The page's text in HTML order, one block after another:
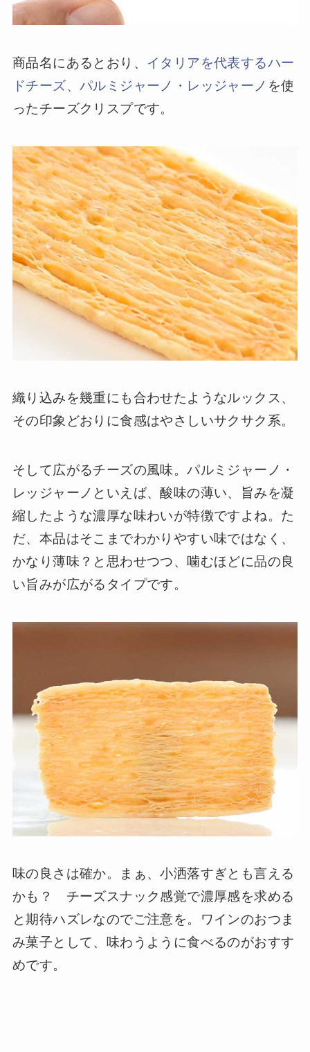
商品名にあるとおり、 イタリアを代表するハー
ドチーズ、パルミジャーノ・レッジャーノ を使
ったチーズクリスプです。
織り込みを幾重にも合わせたようなルックス、
その印象どおりに食感はやさしいサクサク系。
そして広がるチーズの風味。パルミジャーノ・
レッジャーノといえば、酸味の薄い、旨みを凝
縮したような濃厚な味わいが特徴ですよね。た
だ、本品はそこまでわかりやすい味ではなく、
かなり薄味？と思わせつつ、噛むほどに品の良
い旨みが広がるタイプです。
味の良さは確か。まぁ、小洒落すぎとも言える
かも？ チーズスナック感覚で濃厚感を求める
と期待ハズレなのでご注意を。ワインのおつま
み菓子として、味わうように食べるのがおすす
めです。